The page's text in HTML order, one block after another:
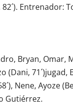
Entrenador:
Bryan, Omar,
(Dani, 71´)jugad,
Nene, Ayoze
Gutiérrez.